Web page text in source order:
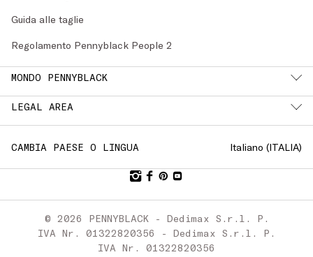
Guida alle taglie
Regolamento Pennyblack People 2
MONDO PENNYBLACK
LEGAL AREA
CAMBIA PAESE O LINGUA Italiano (ITALIA)
© 2026 PENNYBLACK - Dedimax S.r.l. P.
IVA Nr. 01322820356 - Dedimax S.r.l. P.
IVA Nr. 01322820356